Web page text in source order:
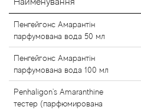
Пенгейгонс Амарантін
парфумована вода 50 мл
Пенгейгонс Амарантін
парфумована вода 100 мл
Penhaligon's Amaranthine
тестер (парфюмирована
Al Haramain
Al Jazeera
Alaia Paris
Alexander McQueen